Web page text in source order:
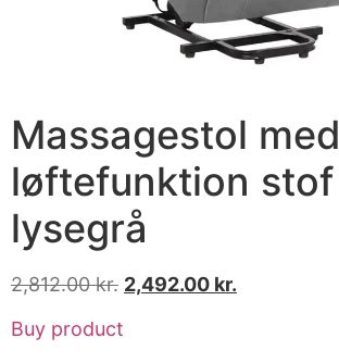
Massagestol med
løftefunktion stof
lysegrå
2,812.00kr. 2,492.00 kr.
Buy product